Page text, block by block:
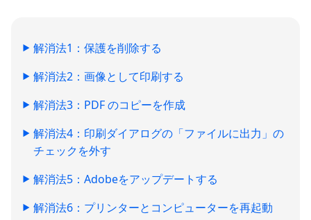
解消法1：保護を削除する
解消法2：画像として印刷する
解消法3：PDF のコピーを作成
解消法4：印刷ダイアログの「ファイルに出力」の
チェックを外す
解消法5：Adobeをアップデートする
解消法6：プリンターとコンピューターを再起動